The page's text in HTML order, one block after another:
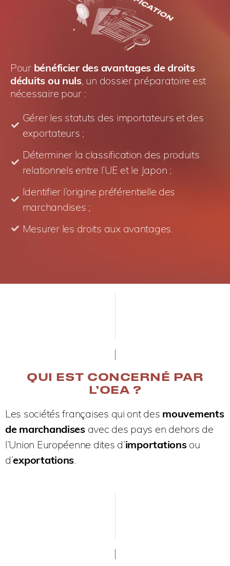
Pour bénéficier des avantages de droits
déduits ou nuls, un dossier préparatoire est
nécessaire pour :
Gérer les statuts des importateurs et des
exportateurs ;
Déterminer la classification des produits
relationnels entre l’UE et le Japon ;
Identifier l’origine préférentielle des
marchandises ;
Mesurer les droits aux avantages.
QUI EST CONCERNÉ PAR
L’OEA ?
Les sociétés françaises qui ont des mouvements
de marchandisesavec des pays en dehors de
l’Union Européenne dites d’importationsou
d’exportations